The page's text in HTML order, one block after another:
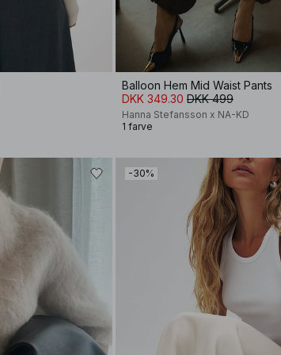
Balloon Hem Mid Waist Pants
DKK 349.30 DKK 499
Hanna Stefansson x NA-KD
1 farve
-30%